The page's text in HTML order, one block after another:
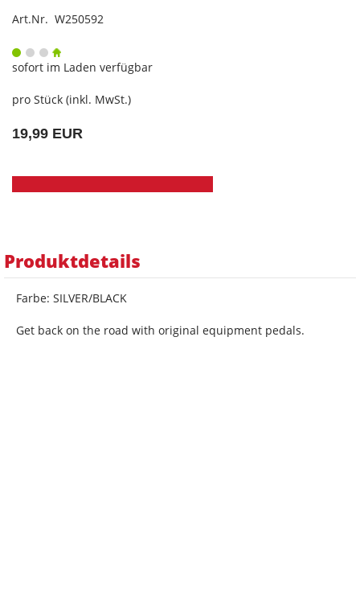
Art.Nr. W250592
sofort im Laden verfügbar
pro Stück (inkl. MwSt.)
19,99 EUR
Produktdetails
Farbe: SILVER/BLACK
Get back on the road with original equipment pedals.